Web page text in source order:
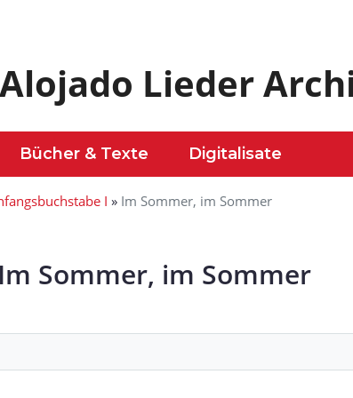
Alojado Lieder
Bücher & Texte Digitalisate
I » Im Sommer, im Sommer
Im Sommer, im Sommer